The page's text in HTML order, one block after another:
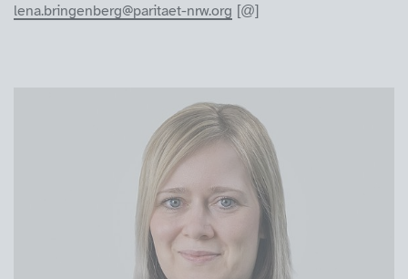
lena.bringenberg@paritaet-nrw.org